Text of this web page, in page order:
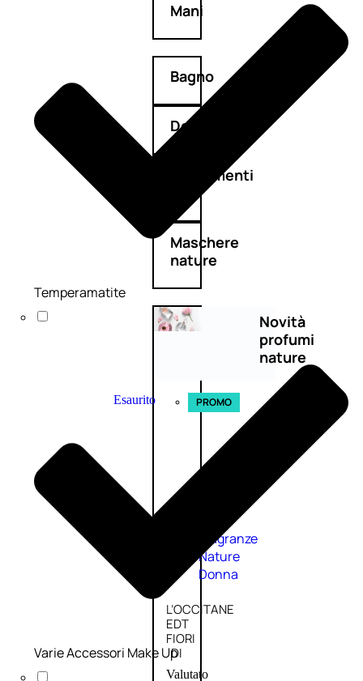
Mani
Bagno
Detergenza
Trattamenti
viso
Maschere
nature
Novità
profumi
nature
Esaurito PROMO
Fragranze
Nature
Donna
L’OCCITANE
EDT
FIORI
DI
Valutato
Temperamatite
Varie Accessori Make Up